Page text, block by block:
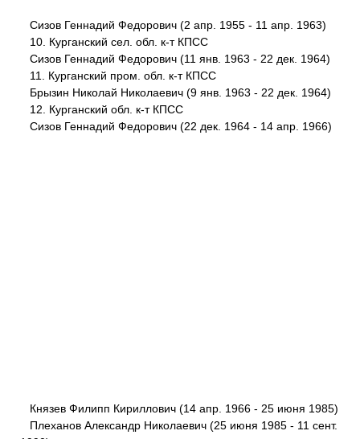
Сизов Геннадий Федорович (2 апр. 1955 - 11 апр. 1963)
10. Курганский сел. обл. к-т КПСС
Сизов Геннадий Федорович (11 янв. 1963 - 22 дек. 1964)
11. Курганский пром. обл. к-т КПСС
Брызин Николай Николаевич (9 янв. 1963 - 22 дек. 1964)
12. Курганский обл. к-т КПСС
Сизов Геннадий Федорович (22 дек. 1964 - 14 апр. 1966)
Князев Филипп Кириллович (14 апр. 1966 - 25 июня 1985)
Плеханов Александр Николаевич (25 июня 1985 - 11 сент.